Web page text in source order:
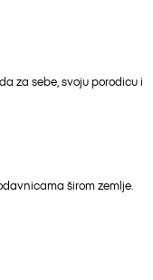
za sebe, svoju porodicu i
širom zemlje.